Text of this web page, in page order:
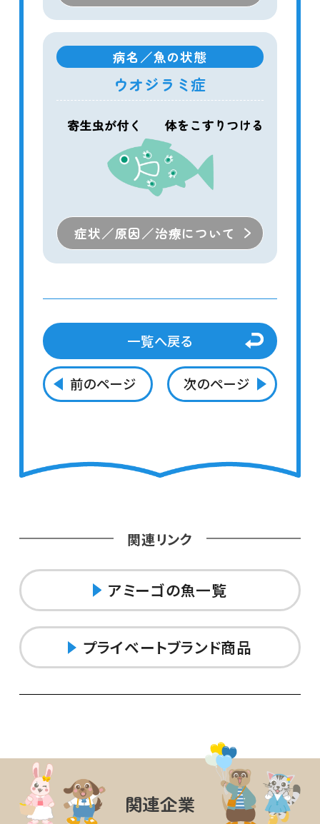
病名／魚の状態
ウオジラミ症
症状／原因／治療について
一覧へ戻る
前のページ 次のページ
関連リンク
アミーゴの魚一覧
プライベートブランド商品
関連企業